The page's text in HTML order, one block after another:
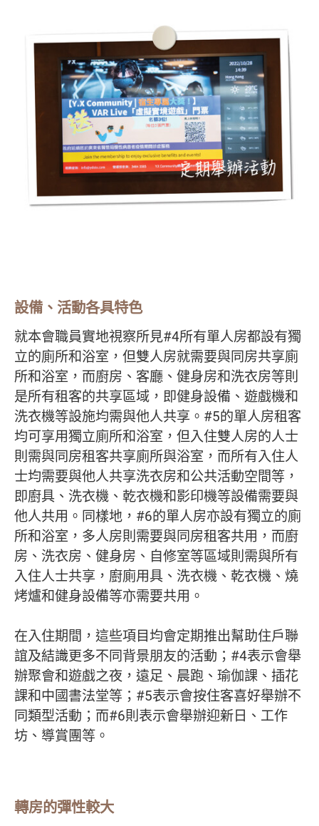
設備、活動各具特色
就本會職員實地視察所見#4所有單人房都設有獨
立的廁所和浴室，但雙人房就需要與同房共享廁
所和浴室，而廚房、客廳、健身房和洗衣房等則
是所有租客的共享區域，即健身設備、遊戲機和
洗衣機等設施均需與他人共享。#5的單人房租客
均可享用獨立廁所和浴室，但入住雙人房的人士
則需與同房租客共享廁所與浴室，而所有入住人
士均需要與他人共享洗衣房和公共活動空間等，
即廚具、洗衣機、乾衣機和影印機等設備需要與
他人共用。同樣地，#6的單人房亦設有獨立的廁
所和浴室，多人房則需要與同房租客共用，而廚
房、洗衣房、健身房、自修室等區域則需與所有
入住人士共享，廚廁用具、洗衣機、乾衣機、燒
烤爐和健身設備等亦需要共用。
在入住期間，這些項目均會定期推出幫助住戶聯
誼及結識更多不同背景朋友的活動；#4表示會舉
辦聚會和遊戲之夜，遠足、晨跑、瑜伽課、插花
課和中國書法堂等；#5表示會按住客喜好舉辦不
同類型活動​；而#6則表示會舉辦迎新日、工作
坊、導賞團等。
轉房的彈性較大